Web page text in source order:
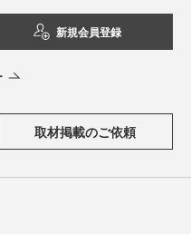
新規会員登録
取材掲載のご依頼